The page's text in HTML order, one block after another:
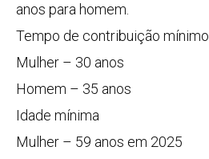
anos para homem.
Tempo de contribuição mínimo
Mulher – 30 anos
Homem – 35 anos
Idade mínima
Mulher – 59 anos em 2025